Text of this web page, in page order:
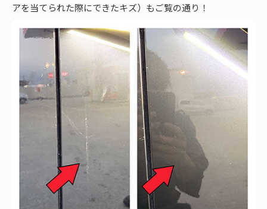
アを当てられた際にできたキズ）もご覧の通り！